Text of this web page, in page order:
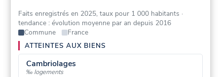
Faits enregistrés en 2025, taux pour 1 000 habitants ·
tendance : évolution moyenne par an depuis 2016
Commune
France
ATTEINTES AUX BIENS
Cambriolages
‰ logements